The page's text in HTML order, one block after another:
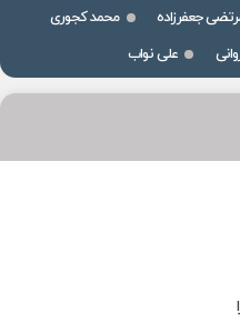
جعفرزاده
محمد کجوری
علی نواب